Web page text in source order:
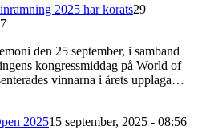
2025 har korats29
den 25 september, i samband
kongressmiddag på World of
vinnarna i årets upplaga…
202515 september, 2025 - 08:56